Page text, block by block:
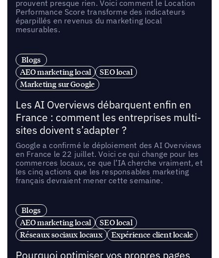
prouvent presque rien. Voici comment le Location
Performance Score transforme des indicateurs
éparpillés en revenus du marketing local
mesurables.
Blogs
AEO marketing local
SEO local
Marketing sur Google
Les AI Overviews débarquent enfin en
France : comment les entreprises multi-
sites doivent s’adapter ?
Google a confirmé le déploiement des AI Overviews
en France le 22 juillet. Voici ce qui change pour les
commerces locaux, ce que l’IA cherche vraiment, et
les cinq actions que les responsables marketing
français devraient mener cette semaine.
Blogs
AEO marketing local
SEO local
Réseaux sociaux locaux
Expérience client locale